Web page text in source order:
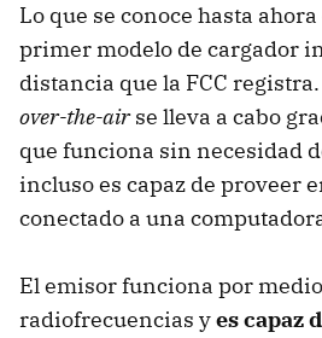
Lo que se conoce hasta
primer modelo de cargador
distancia que la FCC
over-the-airse lleva a cabo
que funciona sin necesidad
incluso es capaz de proveer
conectado a una
El emisor funciona por
radiofrecuencias yes capaz